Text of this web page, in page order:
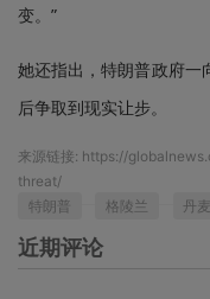
变。”
她还指出，特朗普政府一
后争取到现实让步。
来源链接: https://
threat/
特朗普
格陵兰 丹麦
近期评论